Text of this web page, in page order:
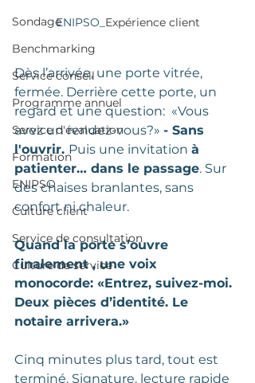
Sondage
Benchmarking
Service conseil
Programme annuel
Service d'évaluation
Formation
ENIPSO
Culture client
Service de consultation
Culture de service
ENIPSO_ Expérience client
Dès l’arrivée, une porte vitrée,
fermée. Derrière cette porte, un
regard et une question:  «Vous
avez un rendez-vous?» - Sans
l'ouvrir. Puis une invitation à
patienter… dans le passage. Sur
des chaises branlantes, sans
confort ni chaleur.
Quand la porte s’ouvre
finalement , une voix
monocorde: «Entrez, suivez-moi.
Deux pièces d’identité. Le
notaire arrivera.»
Cinq minutes plus tard, tout est
terminé. Signature, lecture rapide